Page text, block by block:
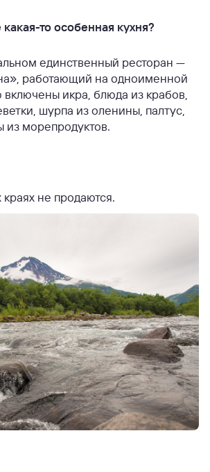
какая-то особенная кухня?
единственный ресторан —
работающий на одноименной
икра, блюда из крабов,
шурпа из оленины, палтус,
из морепродуктов.
не продаются.